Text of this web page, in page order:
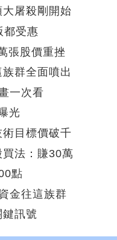
屠殺剛開始
受惠
張股價重挫
群全面噴出
一次看
光
目標價破千
法：賺30萬
點
金往這族群
訊號